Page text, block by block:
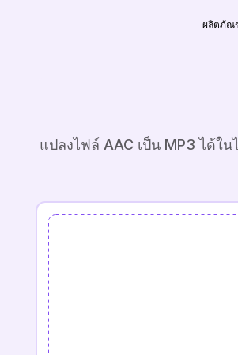
ผลิตภัณ
แปลงไฟล์ AAC เป็น MP3 ได้ใ